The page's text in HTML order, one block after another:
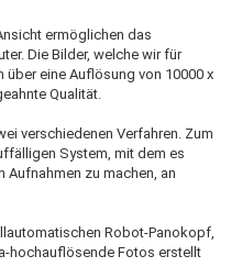
ermöglichen das
Die Bilder, welche wir für
eine Auflösung von 10000 x
Qualität.
verschiedenen Verfahren. Zum
System, mit dem es
Aufnahmen zu machen, an
Robot-Panokopf,
hochauflösende Fotos erstellt